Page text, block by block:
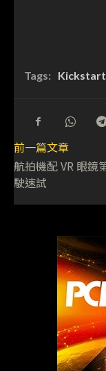
Tags:
前一篇文章
航拍機配 VR 眼鏡
駛速試